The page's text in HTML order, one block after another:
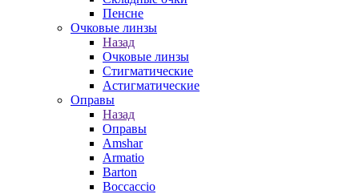
Пенсне
Очковые линзы
Назад
Очковые линзы
Стигматические
Астигматические
Оправы
Назад
Оправы
Amshar
Armatio
Barton
Boccaccio